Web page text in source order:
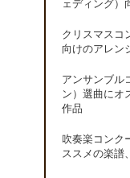
ェディング）
クリスマスコ
向けのアレン
アンサンブル
ン）選曲にオ
作品
吹奏楽コンク
ススメの楽譜